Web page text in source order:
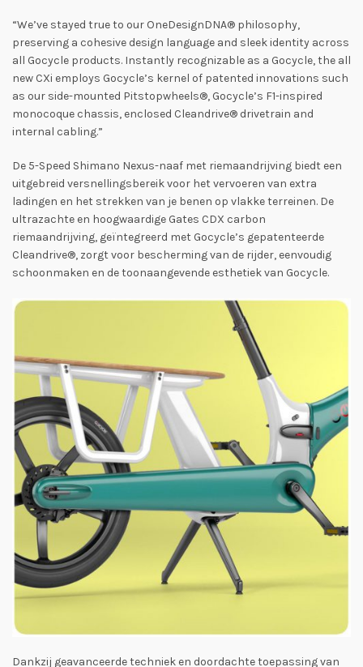
“We’ve stayed true to our OneDesignDNA® philosophy,
preserving a cohesive design language and sleek identity across
all Gocycle products. Instantly recognizable as a Gocycle, the all
new CXi employs Gocycle’s kernel of patented innovations such
as our side-mounted Pitstopwheels®, Gocycle’s F1-inspired
monocoque chassis, enclosed Cleandrive® drivetrain and
internal cabling.”
De 5-Speed Shimano Nexus-naaf met riemaandrijving biedt een
uitgebreid versnellingsbereik voor het vervoeren van extra
ladingen en het strekken van je benen op vlakke terreinen. De
ultrazachte en hoogwaardige Gates CDX carbon
riemaandrijving, geïntegreerd met Gocycle’s gepatenteerde
Cleandrive®, zorgt voor bescherming van de rijder, eenvoudig
schoonmaken en de toonaangevende esthetiek van Gocycle.
Dankzij geavanceerde techniek en doordachte toepassing van